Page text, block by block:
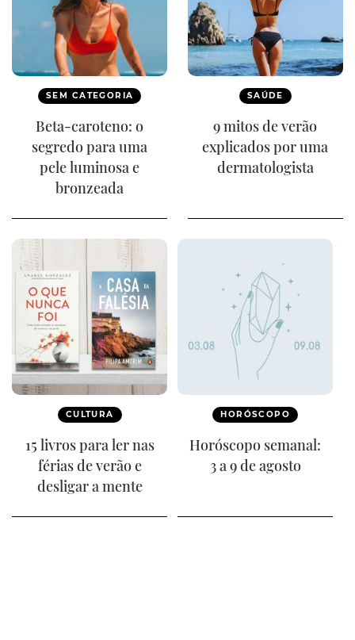
SEM CATEGORIA
Beta-caroteno: o
segredo para uma
pele luminosa e
bronzeada
SAÚDE
9 mitos de verão
explicados por uma
dermatologista
CULTURA
15 livros para ler nas
férias de verão e
desligar a mente
HORÓSCOPO
Horóscopo semanal:
3 a 9 de agosto